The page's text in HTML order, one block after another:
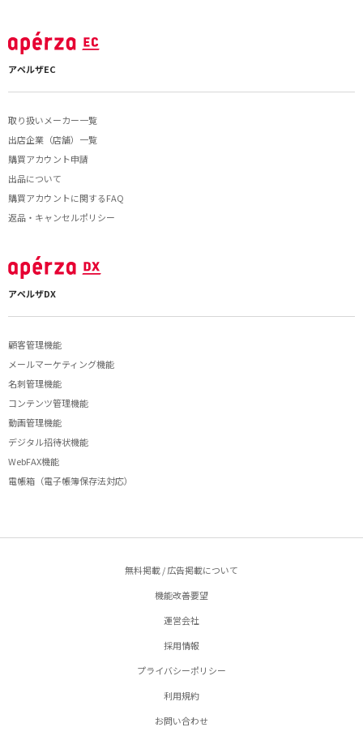
アペルザEC
取り扱いメーカー一覧
出店企業（店舗）一覧
購買アカウント申請
出品について
購買アカウントに関するFAQ
返品・キャンセルポリシー
アペルザDX
顧客管理機能
メールマーケティング機能
名刺管理機能
コンテンツ管理機能
動画管理機能
デジタル招待状機能
WebFAX機能
電帳箱（電子帳簿保存法対応）
無料掲載 / 広告掲載について
機能改善要望
運営会社
採用情報
プライバシーポリシー
利用規約
お問い合わせ